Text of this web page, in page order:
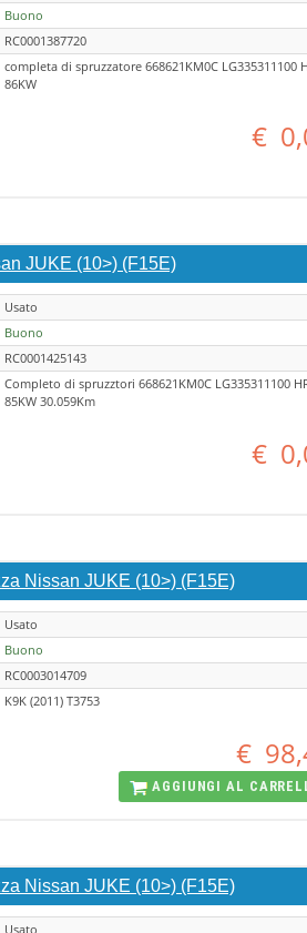
Buono
RC0001387720
completa di spruzzatore 668621KM0C LG335311100
86KW
€
JUKE (10>) (F15E)
Usato
Buono
RC0001425143
Completo di spruzztori 668621KM0C LG335311100
85KW 30.059Km
€
Nissan JUKE (10>) (F15E)
Usato
Buono
RC0003014709
K9K (2011) T3753
€
AGGIUNGI AL
Nissan JUKE (10>) (F15E)
Usato